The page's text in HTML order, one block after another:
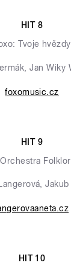
HIT 8
Tvoje hvězdy
Jan Wiky
foxomusic.cz
HIT 9
HIT 10